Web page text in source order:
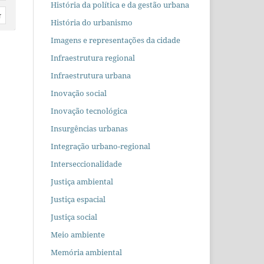
História da política e da gestão urbana
História do urbanismo
Imagens e representações da cidade
Infraestrutura regional
Infraestrutura urbana
Inovação social
Inovação tecnológica
Insurgências urbanas
Integração urbano-regional
Interseccionalidade
Justiça ambiental
Justiça espacial
Justiça social
Meio ambiente
Memória ambiental